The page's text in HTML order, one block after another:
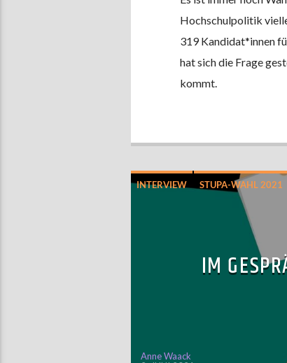
Hochschulpolitik
319 Kandidat*innen
hat sich die Frage
kommt.
INTERVIEW STUPA-WAHL 2021
IM
Anne Waack